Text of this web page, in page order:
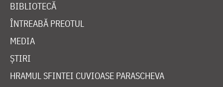
BIBLIOTECĂ
ÎNTREABĂ PREOTUL
MEDIA
ȘTIRI
HRAMUL SFINTEI CUVIOASE PARASCHEVA